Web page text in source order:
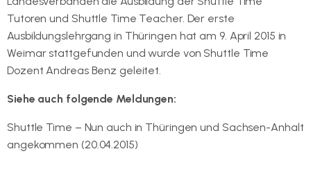
Tutoren und Shuttle Time Teacher. Der erste
Ausbildungslehrgang in Thüringen hat am 9. April 2015 in
Weimar stattgefunden und wurde von Shuttle Time
Dozent Andreas Benz geleitet.
Siehe auch folgende Meldungen:
Shuttle Time – Nun auch in Thüringen und Sachsen-Anhalt
angekommen (20.04.2015)